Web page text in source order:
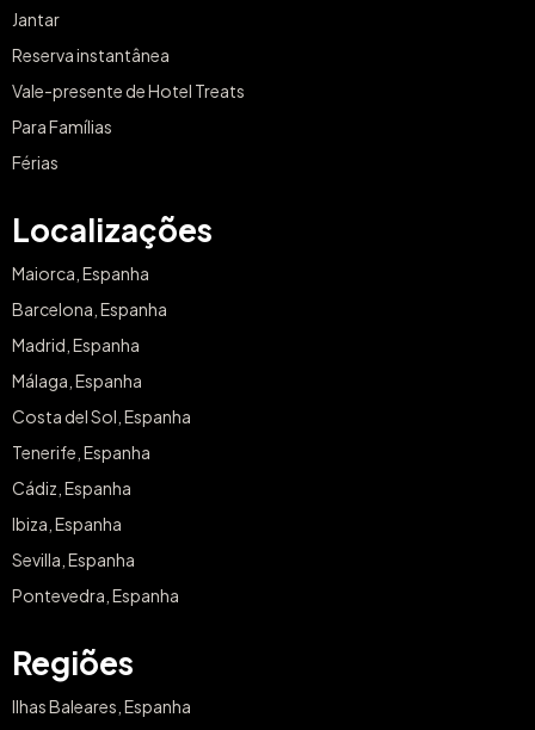
Jantar
Reserva instantânea
Vale-presente de Hotel Treats
Para Famílias
Férias
Localizações
Maiorca, Espanha
Barcelona, Espanha
Madrid, Espanha
Málaga, Espanha
Costa del Sol, Espanha
Tenerife, Espanha
Cádiz, Espanha
Ibiza, Espanha
Sevilla, Espanha
Pontevedra, Espanha
Regiões
Ilhas Baleares, Espanha